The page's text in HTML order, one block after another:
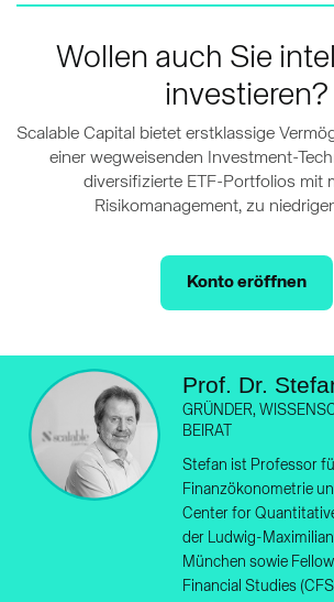
Wollen auch Sie
investieren?
Scalable Capital bietet erstklassige
einer wegweisenden Investment-
diversifizierte ETF-Portfolios mit
Risikomanagement, zu
Konto eröffnen
Prof. Dr.
GRÜNDER,
BEIRAT
Stefan ist Professor
Finanzökonometrie
Center for
der Ludwig-
München sowie
Financial Studies